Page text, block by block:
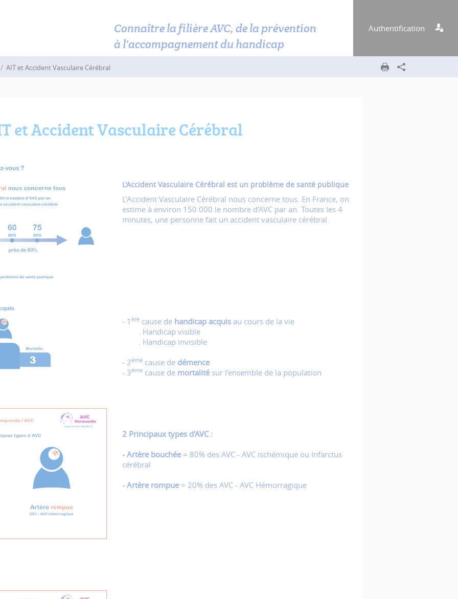
Authentification
Connaître la filière AVC, de la prévention
à l'accompagnement du handicap
AIT et Accident Vasculaire Cérébral
et Accident Vasculaire Cérébral
L'Accident Vasculaire Cérébral est un problème de santé publique
L’Accident Vasculaire Cérébral nous concerne tous. En France, on
estime à environ 150 000 le nombre d’AVC par an. Toutes les 4
minutes, une personne fait un accident vasculaire cérébral.
- 1 ère cause de handicap acquis au cours de la vie
. Handicap visible
. Handicap invisible
- 2ème cause de démence
- 3ème cause de mortalitésur l’ensemble de la population
2 Principaux types d'AVC :
- Artère bouchée= 80% des AVC - AVC ischémique ou Infarctus
cérébral
- Artère rompue= 20% des AVC - AVC Hémorragique